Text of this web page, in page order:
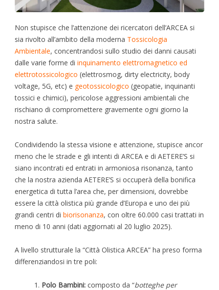
Non stupisce che l’attenzione dei ricercatori dell’ARCEA si
sia rivolto all’ambito della moderna Tossicologia
Ambientale, concentrandosi sullo studio dei danni causati
dalle varie forme di inquinamento elettromagnetico ed
elettrotossicologico (elettrosmog, dirty electricity, body
voltage, 5G, etc) e geotossicologico (geopatie, inquinanti
tossici e chimici), pericolose aggressioni ambientali che
rischiano di compromettere gravemente ogni giorno la
nostra salute.
Condividendo la stessa visione e attenzione, stupisce ancor
meno che le strade e gli intenti di ARCEA e di AETERE’S si
siano incontrati ed entrati in armoniosa risonanza, tanto
che la nostra azienda AETERE’S si occuperà della bonifica
energetica di tutta l’area che, per dimensioni, dovrebbe
essere la città olistica più grande d’Europa e uno dei più
grandi centri di biorisonanza, con oltre 60.000 casi trattati in
meno di 10 anni (dati aggiornati al 20 luglio 2025).
A livello strutturale la “Città Olistica ARCEA” ha preso forma
differenziandosi in tre poli:
Polo Bambini: composto da “botteghe per